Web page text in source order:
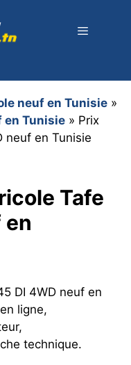
neuf en Tunisie »
en Tunisie » Prix
neuf en Tunisie
Tafe
en
DI 4WD neuf en
ligne,
technique.